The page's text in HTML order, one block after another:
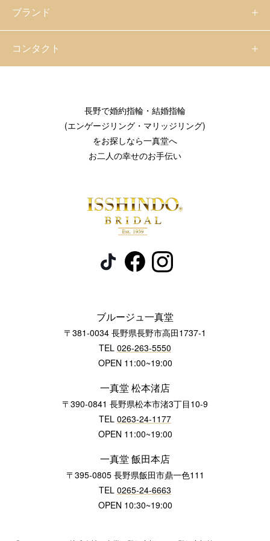
ブランド
コンタクト
長野で婚約指輪・結婚指輪
(エンゲージリング・マリッジリング)
をお探しなら一真堂へ
お二人の幸せのお手伝い
ブルージュ一真堂
〒381-0034 長野県長野市高田1737-1
TEL 026-263-5550
OPEN 11:00~19:00
一真堂 松本渚店
〒390-0841 長野県松本市渚3丁目10-9
TEL 0263-24-1177
OPEN 11:00~19:00
一真堂 飯田本店
〒395-0805 長野県飯田市鼎一色111
TEL 0265-24-6663
OPEN 10:30~19:00